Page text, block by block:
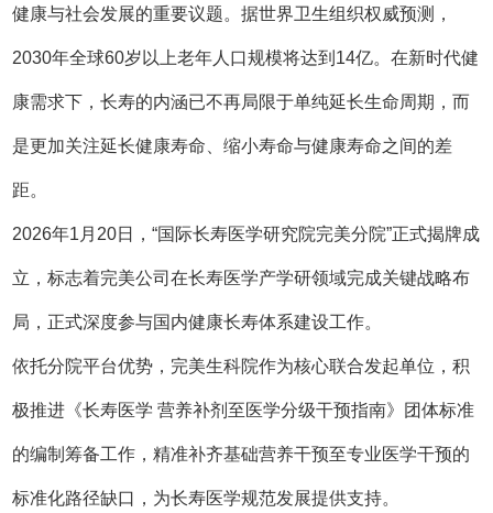
健康与社会发展的重要议题。据世界卫生组织权威预测，
2030年全球60岁以上老年人口规模将达到14亿。在新时代健
康需求下，长寿的内涵已不再局限于单纯延长生命周期，而
是更加关注延长健康寿命、缩小寿命与健康寿命之间的差
距。
2026年1月20日，“国际长寿医学研究院完美分院”正式揭牌成
立，标志着完美公司在长寿医学产学研领域完成关键战略布
局，正式深度参与国内健康长寿体系建设工作。
依托分院平台优势，完美生科院作为核心联合发起单位，积
极推进《长寿医学 营养补剂至医学分级干预指南》团体标准
的编制筹备工作，精准补齐基础营养干预至专业医学干预的
标准化路径缺口，为长寿医学规范发展提供支持。